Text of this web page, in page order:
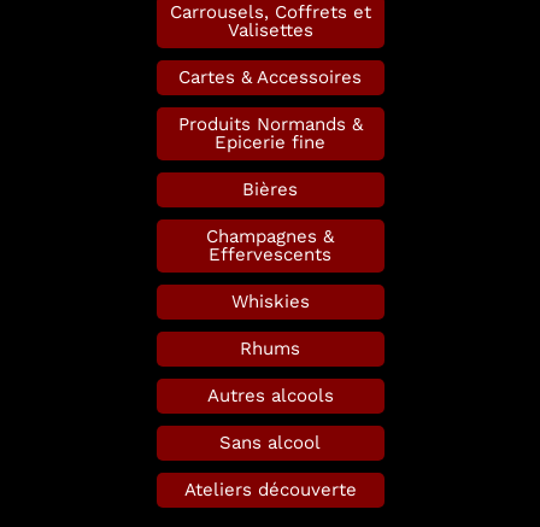
Carrousels, Coffrets et
Valisettes
Cartes & Accessoires
Produits Normands &
Epicerie fine
Bières
Champagnes &
Effervescents
Whiskies
Rhums
Autres alcools
Sans alcool
Ateliers découverte